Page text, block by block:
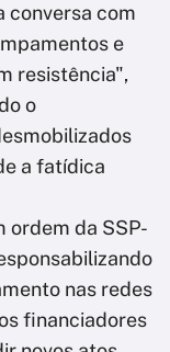
conversa com
e
resistência",
o
a fatídica
ordem da SSP-
nas redes
financiadores